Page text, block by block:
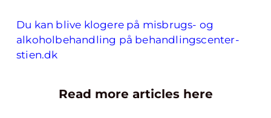
Du kan blive klogere på misbrugs- og
alkoholbehandling på behandlingscenter-
stien.dk
Read more articles here